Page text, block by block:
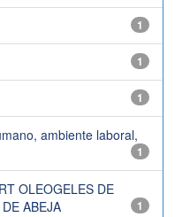
1
1
1
ambiente laboral,
1
OLEOGELES DE
ABEJA
1